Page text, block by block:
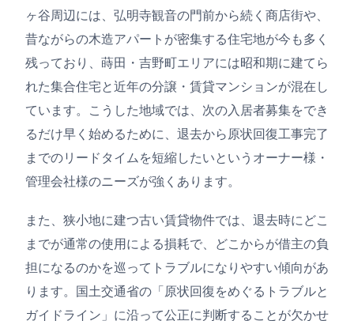
ヶ谷周辺には、弘明寺観音の門前から続く商店街や、
昔ながらの木造アパートが密集する住宅地が今も多く
残っており、蒔田・吉野町エリアには昭和期に建てら
れた集合住宅と近年の分譲・賃貸マンションが混在し
ています。こうした地域では、次の入居者募集をでき
るだけ早く始めるために、退去から原状回復工事完了
までのリードタイムを短縮したいというオーナー様・
管理会社様のニーズが強くあります。
また、狭小地に建つ古い賃貸物件では、退去時にどこ
までが通常の使用による損耗で、どこからが借主の負
担になるのかを巡ってトラブルになりやすい傾向があ
ります。国土交通省の「原状回復をめぐるトラブルと
ガイドライン」に沿って公正に判断することが欠かせ